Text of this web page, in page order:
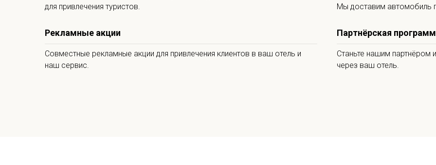
для привлечения туристов.
Рекламные акции
Совместные рекламные акции для привлечения клиентов в ваш отель и
наш сервис.
Мы доставим автомобиль
Партнёрская
Станьте нашим партнёром
через ваш отель.